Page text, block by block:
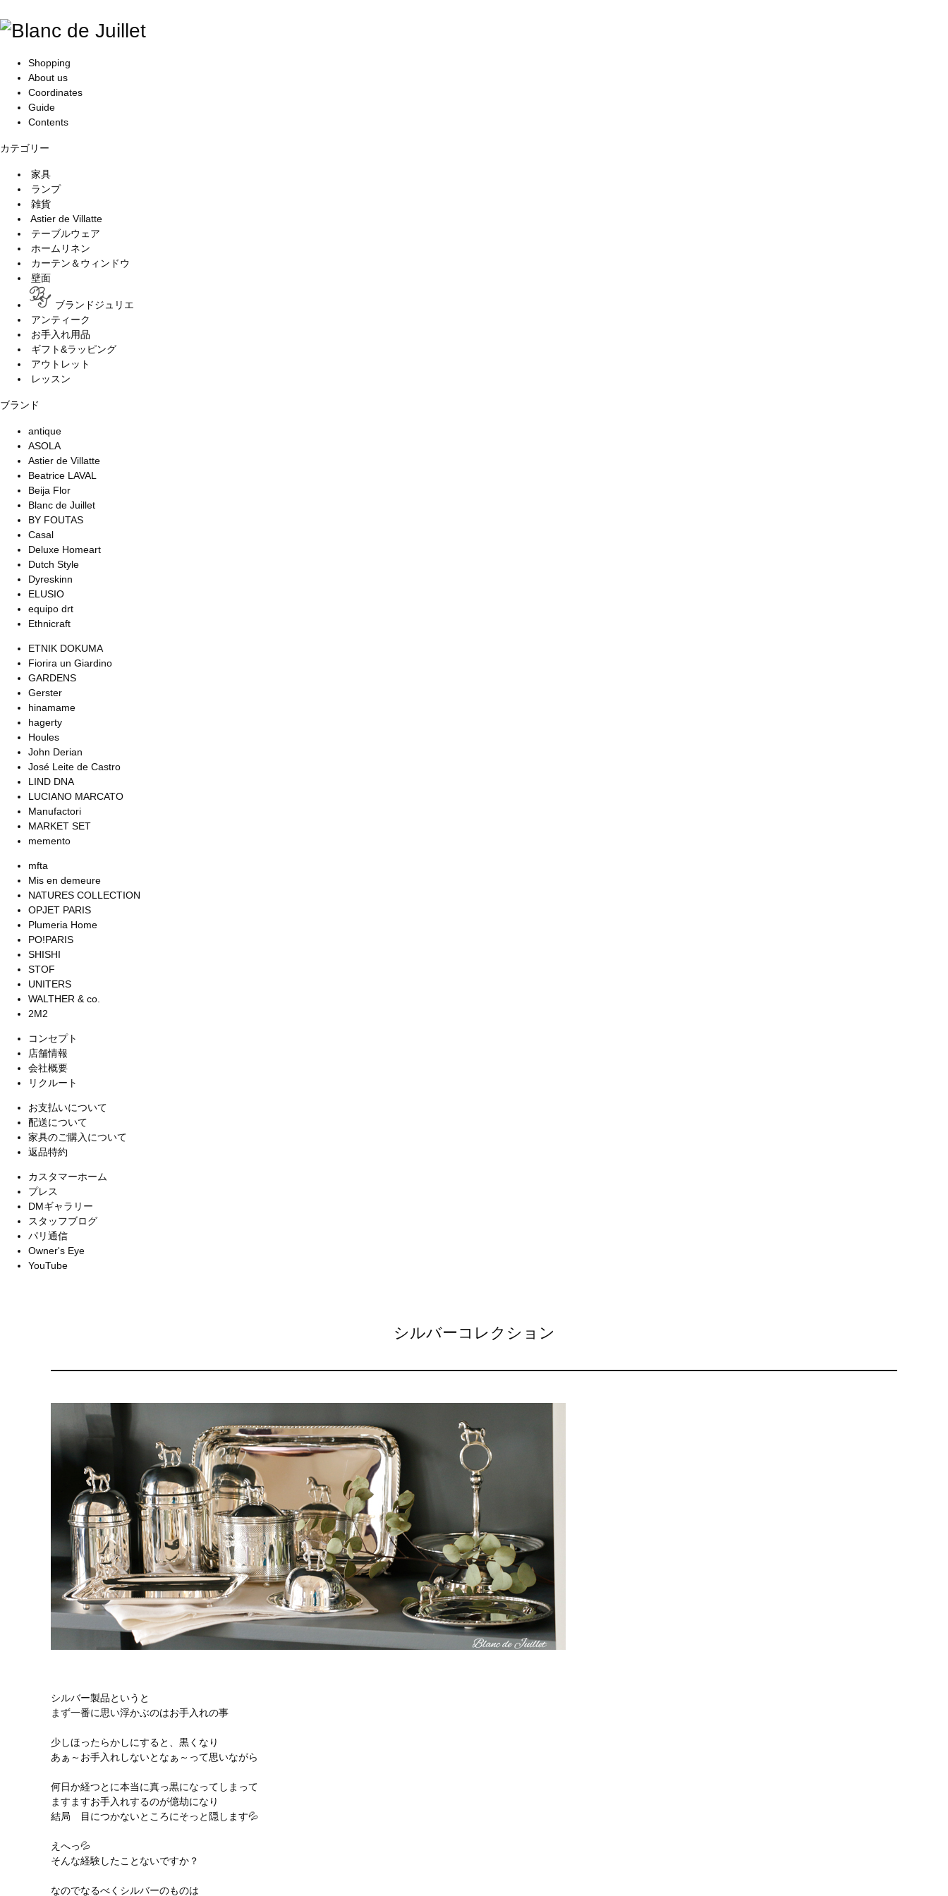
Shopping
About us
Coordinates
Guide
Contents
カテゴリー
家具
ランプ
雑貨
Astier de Villatte
テーブルウェア
ホームリネン
カーテン＆ウィンドウ
壁面
ブランドジュリエ
アンティーク
お手入れ用品
ギフト&ラッピング
アウトレット
レッスン
ブランド
antique
ASOLA
Astier de Villatte
Beatrice LAVAL
Beija Flor
Blanc de Juillet
BY FOUTAS
Casal
Deluxe Homeart
Dutch Style
Dyreskinn
ELUSIO
equipo drt
Ethnicraft
ETNIK DOKUMA
Fiorira un Giardino
GARDENS
Gerster
hinamame
hagerty
Houles
John Derian
José Leite de Castro
LIND DNA
LUCIANO MARCATO
Manufactori
MARKET SET
memento
mfta
Mis en demeure
NATURES COLLECTION
OPJET PARIS
Plumeria Home
PO!PARIS
SHISHI
STOF
UNITERS
WALTHER & co.
2M2
コンセプト
店舗情報
会社概要
リクルート
お支払いについて
配送について
家具のご購入について
返品特約
カスタマーホーム
プレス
DMギャラリー
スタッフブログ
パリ通信
Owner's Eye
YouTube
シルバーコレクション
シルバー製品というと
まず一番に思い浮かぶのはお手入れの事
少しほったらかしにすると、黒くなり
あぁ～お手入れしないとなぁ～って思いながら
何日か経つとに本当に真っ黒になってしまって
ますますお手入れするのが億劫になり
結局 目につかないところにそっと隠します💦
えへっ💦
そんな経験したことないですか？
なのでなるべくシルバーのものは